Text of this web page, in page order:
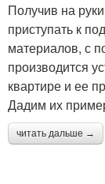
Получив на
приступать к
материалов, с
производится
квартире и ее
Дадим их
читать дальше →